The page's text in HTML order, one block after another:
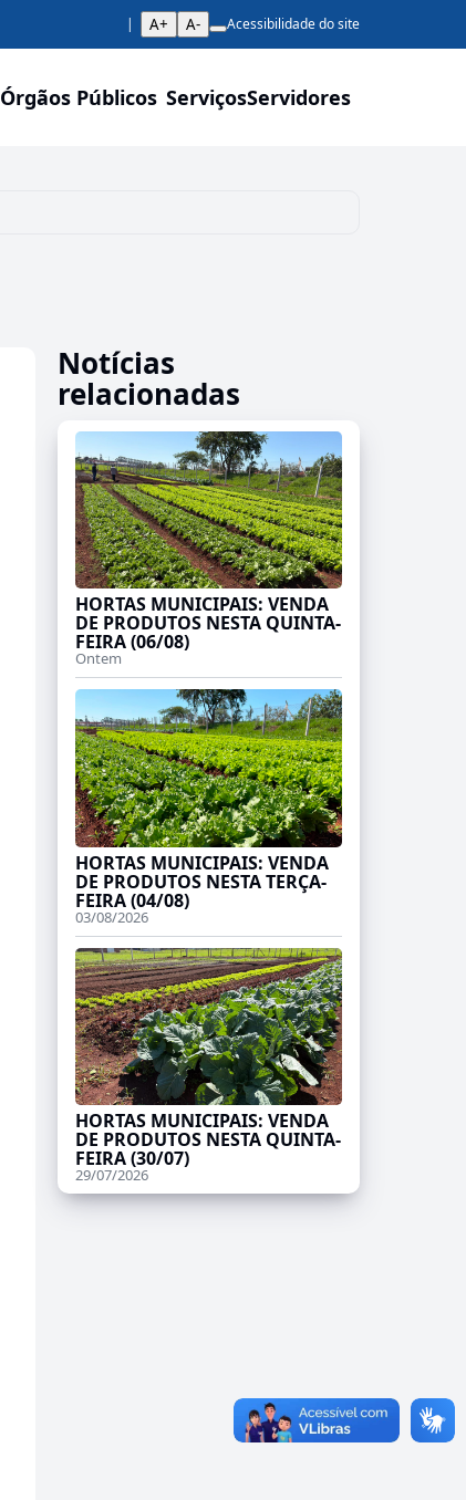
A+ A- Acessibilidade do site
Órgãos Públicos ServiçosServidores
Notícias
relacionadas
HORTAS MUNICIPAIS: VENDA
DE PRODUTOS NESTA QUINTA-
FEIRA (06/08)
Ontem
HORTAS MUNICIPAIS: VENDA
DE PRODUTOS NESTA TERÇA-
FEIRA (04/08)
03/08/2026
HORTAS MUNICIPAIS: VENDA
DE PRODUTOS NESTA QUINTA-
FEIRA (30/07)
29/07/2026